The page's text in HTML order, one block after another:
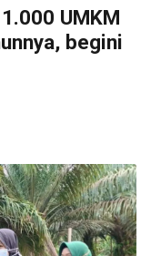
UMKM
begini